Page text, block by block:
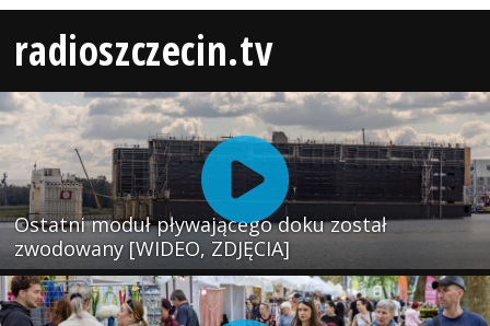
radioszczecin.tv
Ostatni moduł pływającego doku został
zwodowany [WIDEO, ZDJĘCIA]